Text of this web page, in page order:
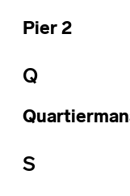
Pier 2
Q
S